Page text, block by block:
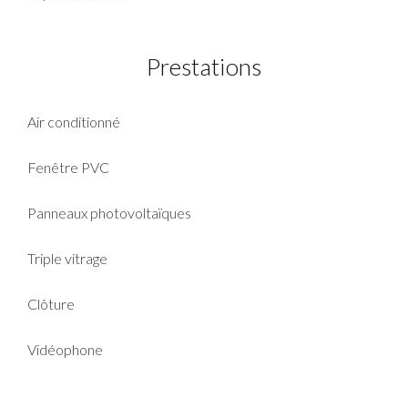
Prestations
Air conditionné
Fenêtre PVC
Panneaux photovoltaïques
Triple vitrage
Clôture
Vidéophone